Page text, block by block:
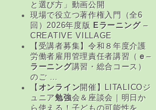
と選び方」動画公開
現場で役立つ著作権入門（全6
回）2026年度版 Eラーニング–
CREATIVE VILLAGE
【受講者募集】令和８年度介護
労働者雇用管理責任者講習（ ｅ –
ラーニング講習・総合コース）
のご …
【 オンライン開催】LITALICOジ
ュニア勉強会＆座談会｜明日か
ら使える！子どもの可能性を …